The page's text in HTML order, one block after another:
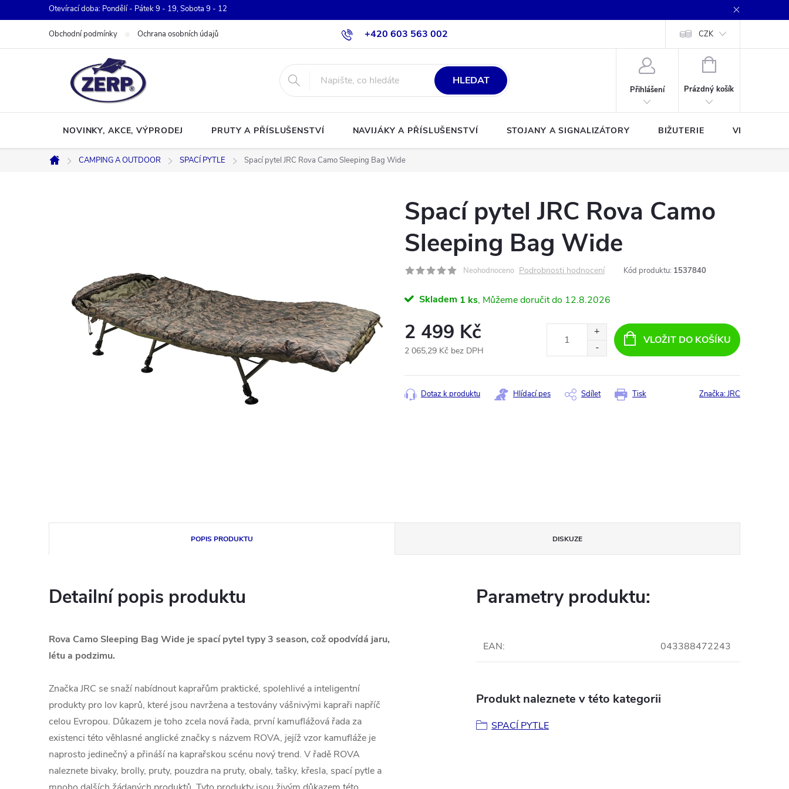
na
Otevírací doba: Pondělí - Pátek 9 - 19, Sobota 9 - 12
+420 603 563 002
Obchodní podmínky Ochrana osobních údajů CZK
HLEDAT
Přihlášení
NÁKUPNÍ
Prázdný košík
NOVINKY, AKCE, VÝPRODEJ PRUTY A PŘÍSLUŠENSTVÍ NAVIJÁKY A PŘÍSLUŠENSTVÍ STOJANY A SIGNALIZÁTORY BIŽUTERIE VLASCE A
Domů
CAMPING A OUTDOOR SPACÍ PYTLE Spací pytel JRC Rova Camo Sleeping Bag Wide
Spací pytel JRC Rova Camo
Sleeping Bag Wide
Neohodnoceno Podrobnosti hodnocení Kód produktu: 1537840
Skladem 1 ks 12.8.2026
2 499 Kč
2 065,29 Kč bez DPH
cena:
VLOŽIT DO KOŠÍKU
Tisk
Dotaz k produktu Hlídací pes Sdílet Značka:JRC
POPIS PRODUKTU DISKUZE
Detailní popis produktu
Rova Camo Sleeping Bag Wide je spací pytel typy 3 season, což opodvídá jaru,
létu a podzimu.
Značka JRC se snaží nabídnout kaprařům praktické, spolehlivé a inteligentní
produkty pro lov kaprů, které jsou navržena a testovány vášnivými kapraři napříč
celou Evropou. Důkazem je toho zcela nová řada, první kamuflážová řada za
existenci této věhlasné anglické značky s názvem ROVA, jejíž vzor kamufláže je
naprosto jedinečný a přináší na kaprařskou scénu nový trend. V řadě ROVA
naleznete bivaky, brolly, pruty, pouzdra na pruty, obaly, tašky, křesla, spací pytle a
Parametry produktu:
EAN: 043388472243
Produkt naleznete v této kategorii
SPACÍ PYTLE